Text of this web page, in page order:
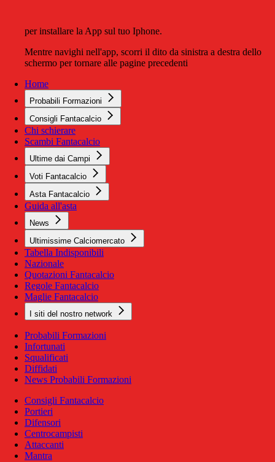
per installare la App sul tuo Iphone.
Mentre navighi nell'app, scorri il dito da sinistra a destra dello
schermo per tornare alle pagine precedenti
Home
Probabili Formazioni
Consigli Fantacalcio
Chi schierare
Scambi Fantacalcio
Ultime dai Campi
Voti Fantacalcio
Asta Fantacalcio
Guida all'asta
News
Ultimissime Calciomercato
Tabella Indisponibili
Nazionale
Quotazioni Fantacalcio
Regole Fantacalcio
Maglie Fantacalcio
I siti del nostro network
Probabili Formazioni
Infortunati
Squalificati
Diffidati
News Probabili Formazioni
Consigli Fantacalcio
Portieri
Difensori
Centrocampisti
Attaccanti
Mantra